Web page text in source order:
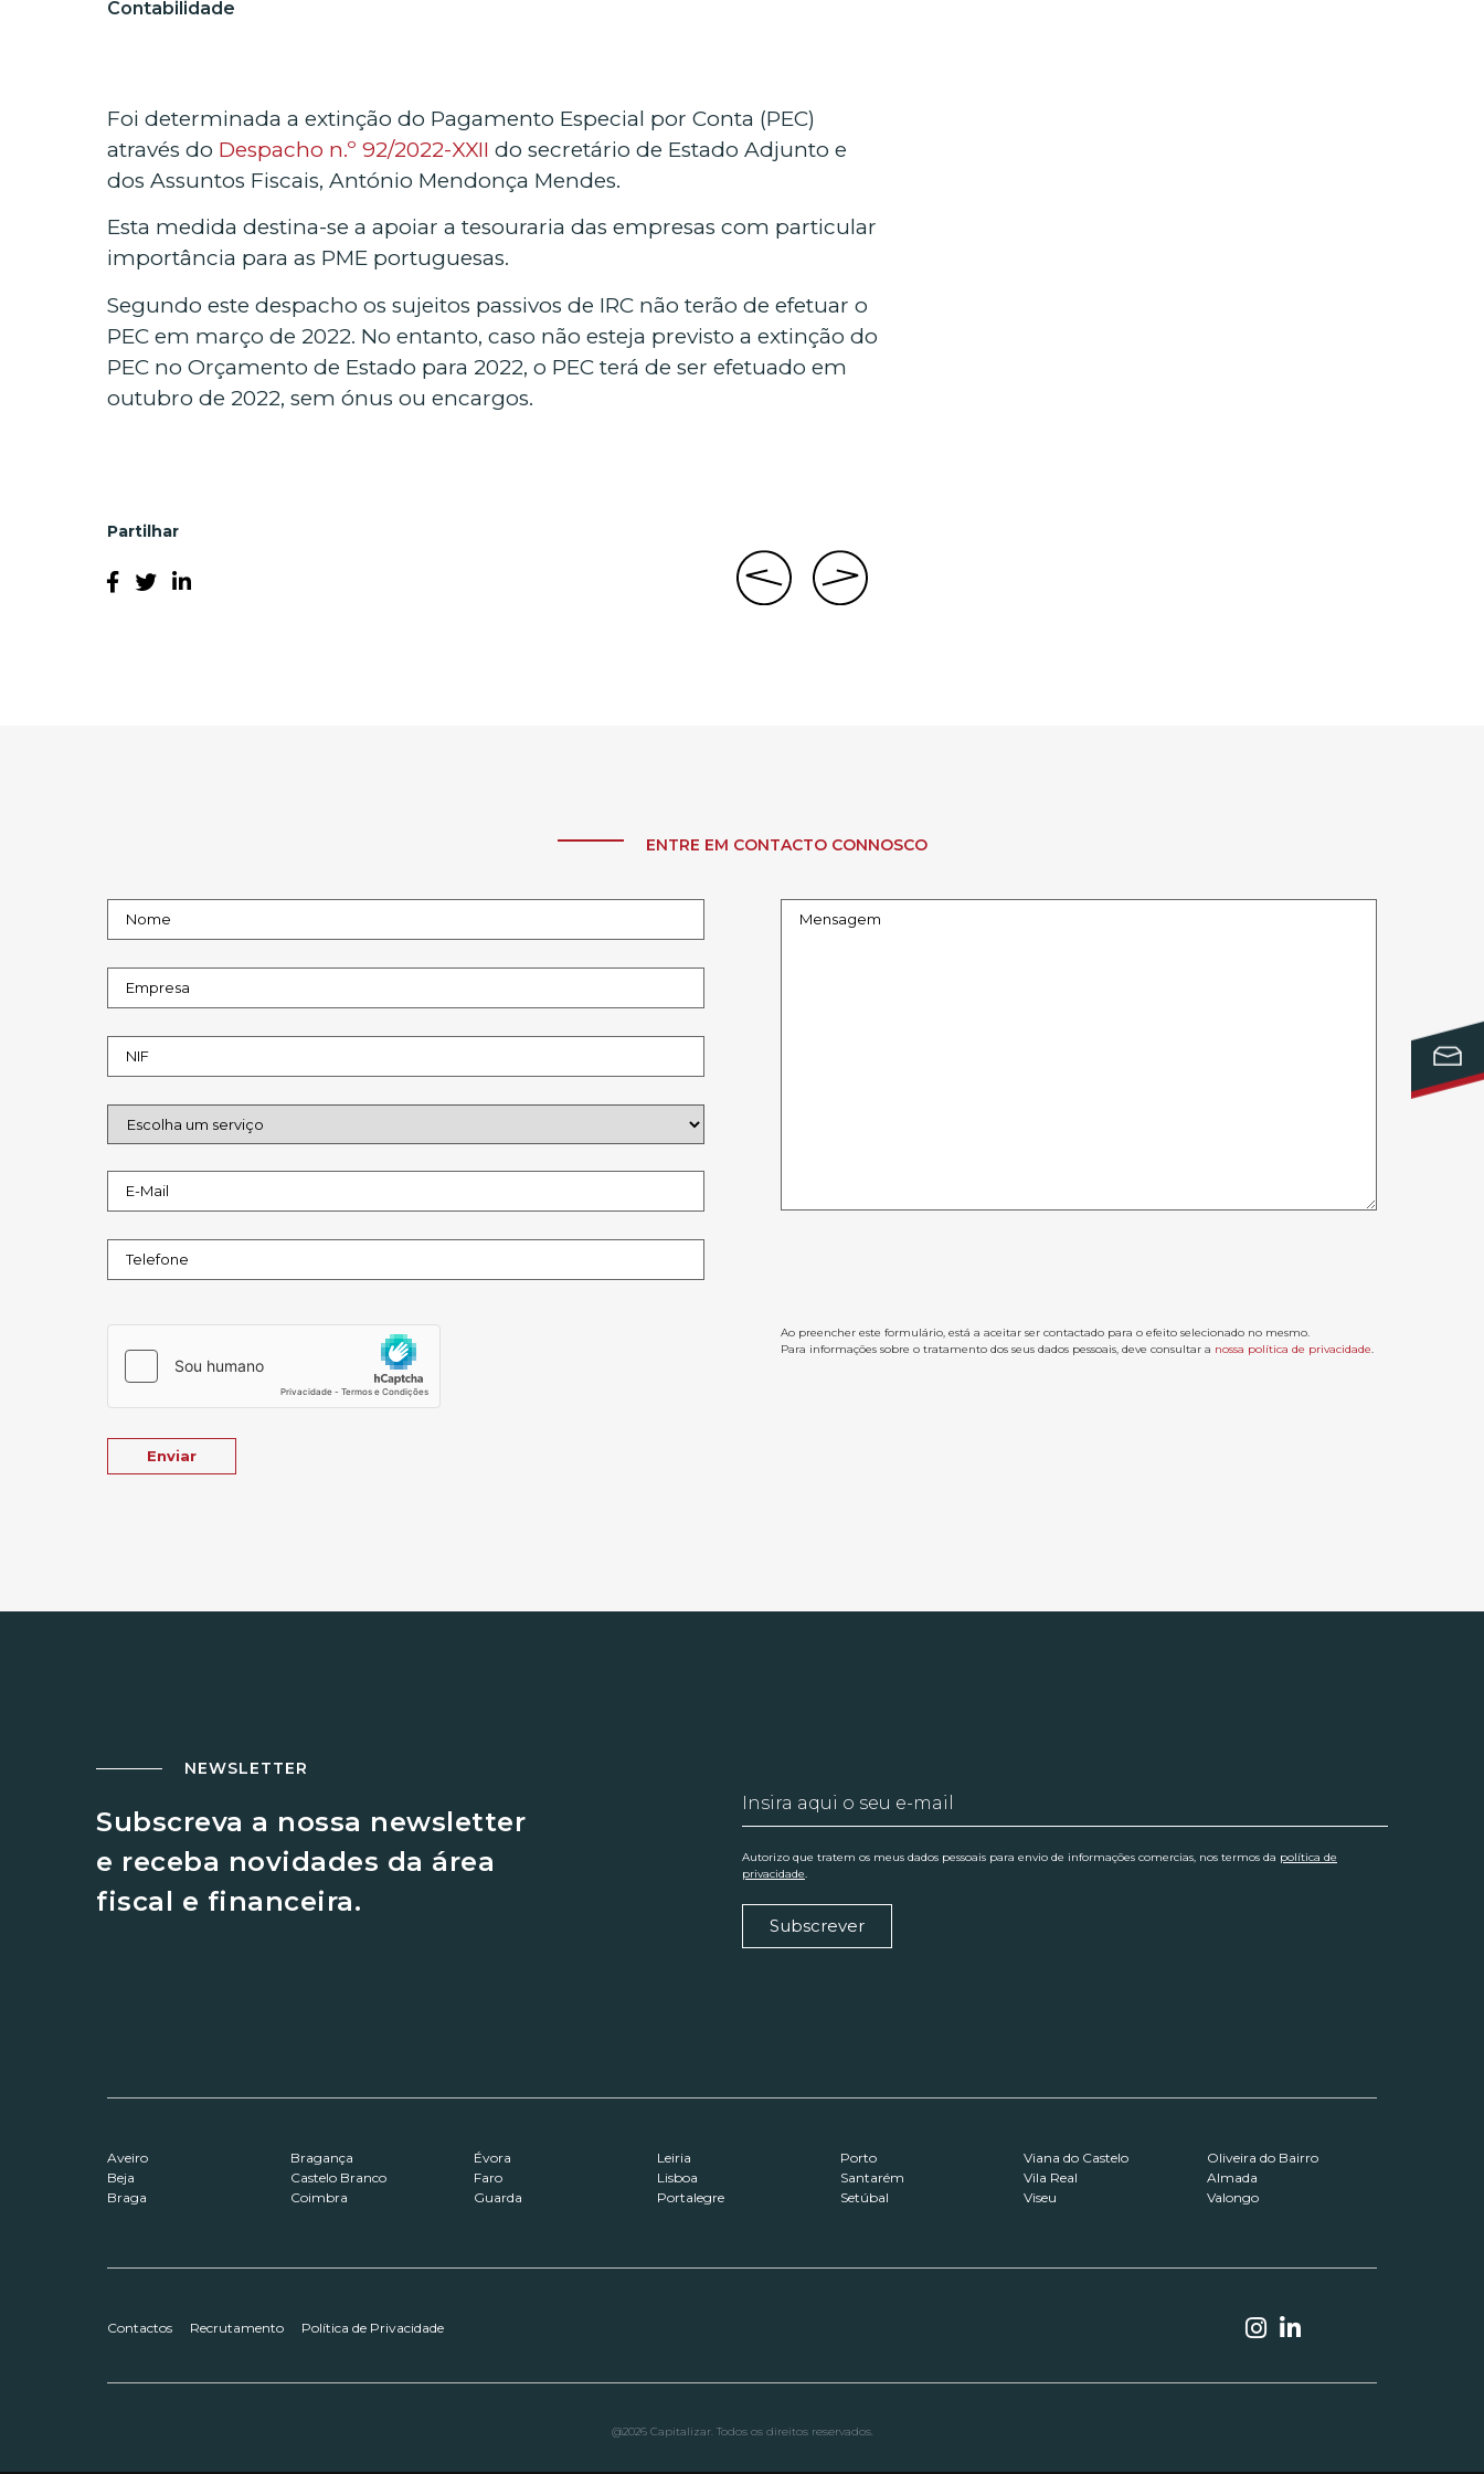
Contabilidade
Foi determinada a extinção do Pagamento Especial por Conta (PEC)
através do Despacho n.º 92/2022-XXII do secretário de Estado Adjunto e
dos Assuntos Fiscais, António Mendonça Mendes.
Esta medida destina-se a apoiar a tesouraria das empresas com particular
importância para as PME portuguesas.
Segundo este despacho os sujeitos passivos de IRC não terão de efetuar o
PEC em março de 2022. No entanto, caso não esteja previsto a extinção do
PEC no Orçamento de Estado para 2022, o PEC terá de ser efetuado em
outubro de 2022, sem ónus ou encargos.
Partilhar
ENTRE EM CONTACTO CONNOSCO
Ao preencher este formulário, está a aceitar ser contactado para o efeito selecionado no mesmo.
Para informações sobre o tratamento dos seus dados pessoais, deve consultar a nossa política de privacidade
NEWSLETTER
Subscreva a nossa newsletter
e receba novidades da área
fiscal e financeira.
Autorizo que tratem os meus dados pessoais para envio de informações comercias, nos termos da política de
privacidade.
Subscrever
Aveiro
Beja
Braga
Bragança
Castelo Branco
Coimbra
Évora
Faro
Guarda
Leiria
Lisboa
Portalegre
Porto
Santarém
Setúbal
Viana do Castelo
Vila Real
Viseu
Oliveira do Bairro
Almada
Valongo
Contactos Recrutamento Política de Privacidade
@2026 Capitalizar. Todos os direitos reservados.